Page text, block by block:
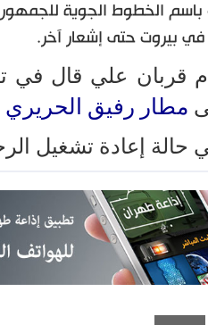
الخطوط الجوية
في بيروت حتى إشعار آخر.
قربان علي قال في
مطار رفيق الحريري
إعادة تشغيل